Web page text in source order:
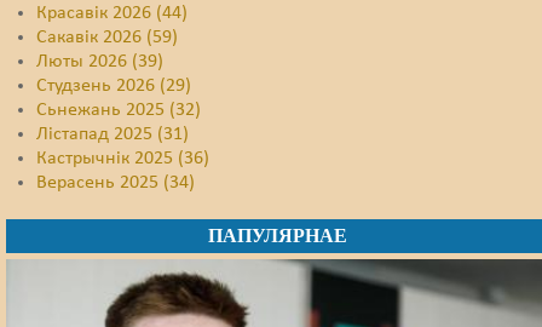
Красавік 2026 (44)
Сакавік 2026 (59)
Люты 2026 (39)
Студзень 2026 (29)
Сьнежань 2025 (32)
Лістапад 2025 (31)
Кастрычнік 2025 (36)
Верасень 2025 (34)
ПАПУЛЯРНАЕ